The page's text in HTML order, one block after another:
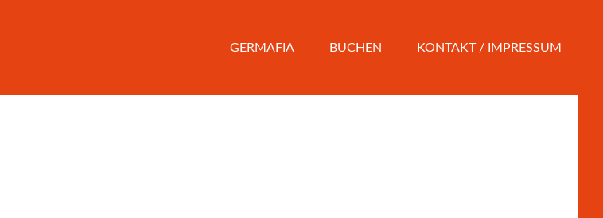
GERMAFIA BUCHEN KONTAKT / IMPRESSUM